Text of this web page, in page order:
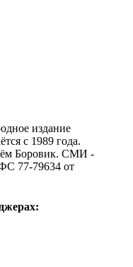
издание
с 1989 года.
Боровик. CМИ -
77-79634 от